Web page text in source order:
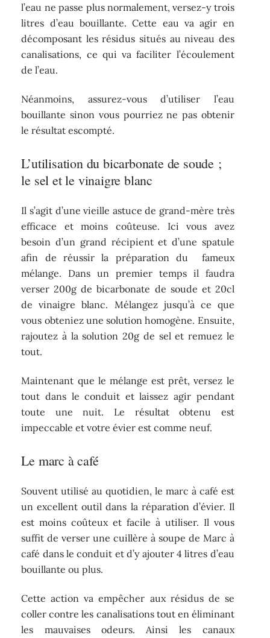
l’eau ne passe plus normalement, versez-y trois
litres d’eau bouillante. Cette eau va agir en
décomposant les résidus situés au niveau des
canalisations, ce qui va faciliter l’écoulement
de l’eau.
Néanmoins, assurez-vous d’utiliser l’eau
bouillante sinon vous pourriez ne pas obtenir
le résultat escompté.
L’utilisation du bicarbonate de soude ;
le sel et le vinaigre blanc
Il s’agit d’une vieille astuce de grand-mère très
efficace et moins coûteuse. Ici vous avez
besoin d’un grand récipient et d’une spatule
afin de réussir la préparation du fameux
mélange. Dans un premier temps il faudra
verser 200g de bicarbonate de soude et 20cl
de vinaigre blanc. Mélangez jusqu’à ce que
vous obteniez une solution homogène. Ensuite,
rajoutez à la solution 20g de sel et remuez le
tout.
Maintenant que le mélange est prêt, versez le
tout dans le conduit et laissez agir pendant
toute une nuit. Le résultat obtenu est
impeccable et votre évier est comme neuf.
Le marc à café
Souvent utilisé au quotidien, le marc à café est
un excellent outil dans la réparation d’évier. Il
est moins coûteux et facile à utiliser. Il vous
suffit de verser une cuillère à soupe de Marc à
café dans le conduit et d’y ajouter 4 litres d’eau
bouillante ou plus.
Cette action va empêcher aux résidus de se
coller contre les canalisations tout en éliminant
les mauvaises odeurs. Ainsi les canaux